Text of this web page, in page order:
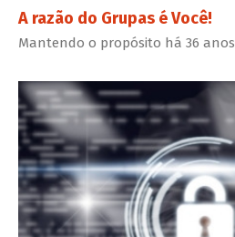
A razão do Grupas é Você!
Mantendo o propósito há 36 anos